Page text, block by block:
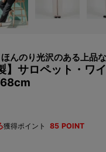
んのり光沢のある上品
】サロペット・ワ
獲得ポイント 85 POINT